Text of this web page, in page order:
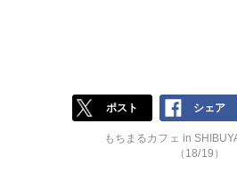
ポスト シェア
もちまるカフェ in
（18/19）